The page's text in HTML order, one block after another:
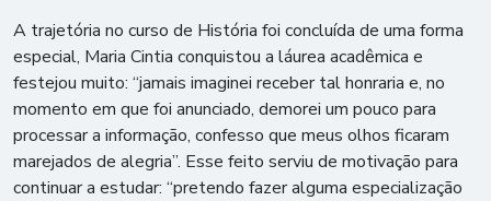
A trajetória no curso de História foi concluída de uma forma
especial, Maria Cintia conquistou a láurea acadêmica e
festejou muito: “jamais imaginei receber tal honraria e, no
momento em que foi anunciado, demorei um pouco para
processar a informação, confesso que meus olhos ficaram
marejados de alegria”. Esse feito serviu de motivação para
continuar a estudar: “pretendo fazer alguma especialização